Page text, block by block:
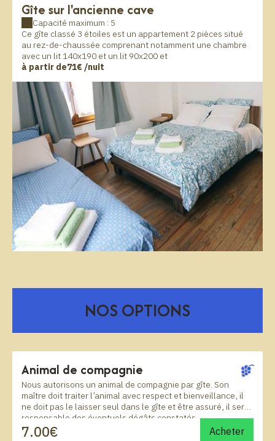
Gîte sur l'ancienne cave
Capacité maximum : 5
Ce gîte classé 3 étoiles est un appartement 2 pièces situé
au rez-de-chaussée comprenant notamment une chambre
avec un lit 140x190 et un lit 90x200 et
à partir de71€ /nuit
NOS OPTIONS
Animal de compagnie
Nous autorisons un animal de compagnie par gîte. Son
maître doit traiter l’animal avec respect et bienveillance, il
ne doit pas le laisser seul dans le gîte et être assuré, il sera
responsable des éventuels dégâts constatés
7.00€ Acheter